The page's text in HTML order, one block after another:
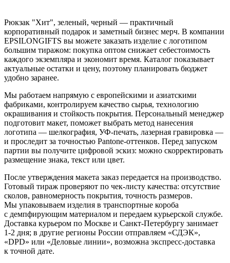
Рюкзак "Хит", зеленый, черный — практичный
корпоративный подарок и заметный бизнес мерч. В компании
EPSILONGIFTS вы можете заказать изделие с логотипом
большим тиражом: покупка оптом снижает себестоимость
каждого экземпляра и экономит время. Каталог показывает
актуальные остатки и цену, поэтому планировать бюджет
удобно заранее.
Мы работаем напрямую с европейскими и азиатскими
фабриками, контролируем качество сырья, технологию
окрашивания и стойкость покрытия. Персональный менеджер
подготовит макет, поможет выбрать метод нанесения
логотипа — шелкография, УФ-печать, лазерная гравировка —
и проследит за точностью Pantone-оттенков. Перед запуском
партии вы получите цифровой эскиз: можно скорректировать
размещение знака, текст или цвет.
После утверждения макета заказ передается на производство.
Готовый тираж проверяют по чек-листу качества: отсутствие
сколов, равномерность покрытия, точность размеров.
Мы упаковываем изделия в транспортные короба
с демпфирующим материалом и передаем курьерской службе.
Доставка курьером по Москве и Санкт-Петербургу занимает
1-2 дня; в другие регионы России отправляем «СДЭК»,
«DPD» или «Деловые линии», возможна экспресс-доставка
к точной дате.